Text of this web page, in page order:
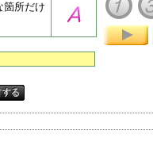
箇所だけ